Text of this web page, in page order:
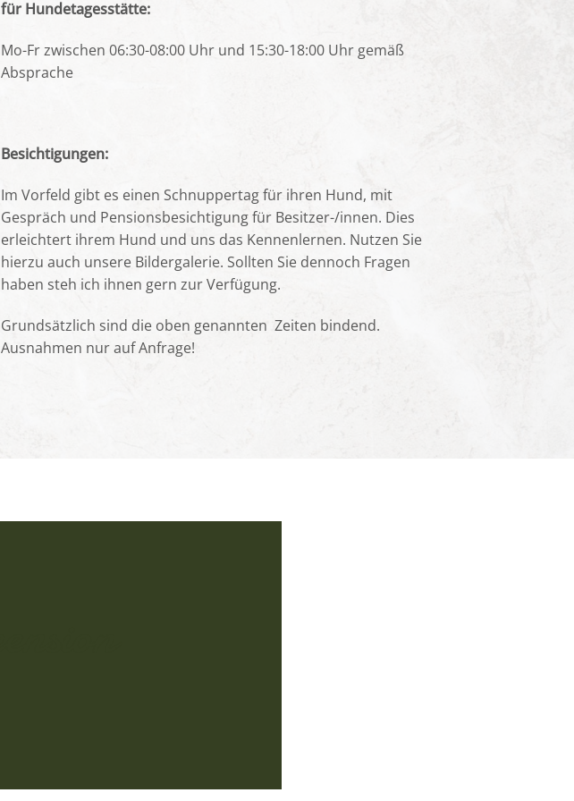
für Hundetagesstätte:
Mo-Fr zwischen 06:30-08:00 Uhr und 15:30-18:00 Uhr gemäß
Absprache
Besichtigungen:
Im Vorfeld gibt es einen Schnuppertag für ihren Hund, mit
Gespräch und Pensionsbesichtigung für Besitzer-/innen. Dies
erleichtert ihrem Hund und uns das Kennenlernen. Nutzen Sie
hierzu auch unsere Bildergalerie. Sollten Sie dennoch Fragen
haben steh ich ihnen gern zur Verfügung.
Grundsätzlich sind die oben genannten Zeiten bindend.
Ausnahmen nur auf Anfrage!